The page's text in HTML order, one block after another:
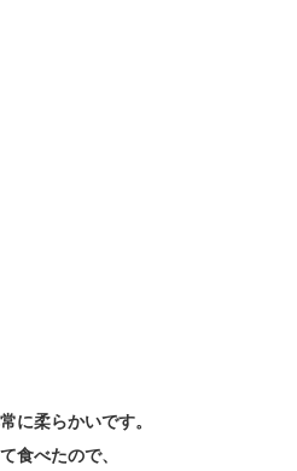
に柔らかいです。
食べたので、